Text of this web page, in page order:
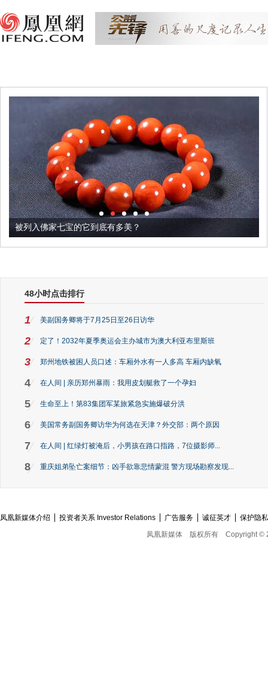
被列入佛家七宝的它到底有多美？
48小时点击排行
1 美副国务卿将于7月25日至26日访华
2 定了！2032年夏季奥运会主办城市为澳大利亚布里斯班
3 郑州地铁被困人员口述：车厢外水有一人多高 车厢内缺氧
4 在人间 | 亲历郑州暴雨：我用皮划艇救了一个孕妇
5 生命至上！第83集团军某旅紧急实施爆破分洪
6 美国常务副国务卿访华为何选在天津？外交部：两个原因
7 在人间 | 红绿灯被淹后，小男孩在路口指路，7位摄影师...
8 重庆姐弟坠亡案细节：凶手欲靠悲情蒙混 警方现场勘察发现...
凤凰新媒体介绍 投资者关系 Investor Relations 广告服务 诚征英才
保护隐
凤凰新媒体
版权所有 Copyright ©